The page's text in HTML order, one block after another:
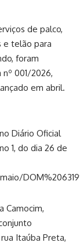
de palco,
e telão para
foram
001/2026,
em abril.
Diário Oficial
1, do dia 26 de
Camocim,
Itaúba Preta,